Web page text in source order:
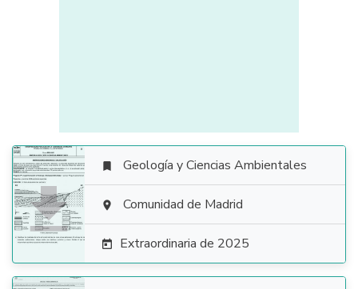

 Geología y Ciencias Ambientales
 Comunidad de Madrid
 Extraordinaria de 2025